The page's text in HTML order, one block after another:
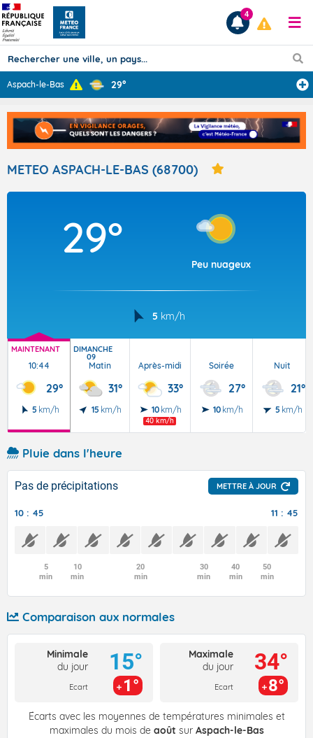
Prévisions
TOUS LES RÉSULTATS
Articles
4
Aspach-le-Bas 29°
METEO ASPACH-LE-BAS (68700)
29°
Peu nuageux
5 km/h
MAINTENANT
10:44
29°
5 km/h
DIMANCHE
09
Matin
31°
15 km/h
Après-midi
33°
10 km/h
40 km/h
Soirée
27°
10 km/h
Nuit
21°
5 km/h
Pluie dans l'heure
Pas de précipitations METTRE À JOUR
10 : 45 11 : 45
5
min
10
min
20
min
30
min
40
min
50
min
Comparaison aux normales
Minimale
du jour
Ecart
15°
1°
Maximale
du jour
Ecart
34°
8°
Écarts avec les moyennes de températures minimales et
maximales du mois de août sur Aspach-le-Bas